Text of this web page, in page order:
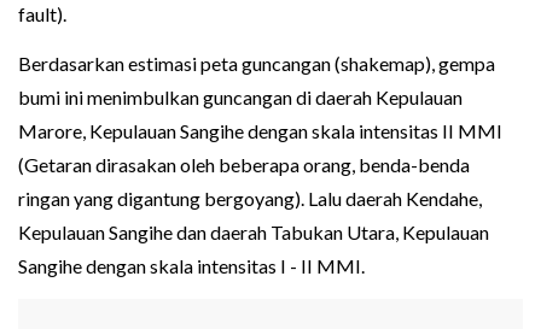
fault).
Berdasarkan estimasi peta guncangan (shakemap), gempa
bumi ini menimbulkan guncangan di daerah Kepulauan
Marore, Kepulauan Sangihe dengan skala intensitas II MMI
(Getaran dirasakan oleh beberapa orang, benda-benda
ringan yang digantung bergoyang). Lalu daerah Kendahe,
Kepulauan Sangihe dan daerah Tabukan Utara, Kepulauan
Sangihe dengan skala intensitas I - II MMI.